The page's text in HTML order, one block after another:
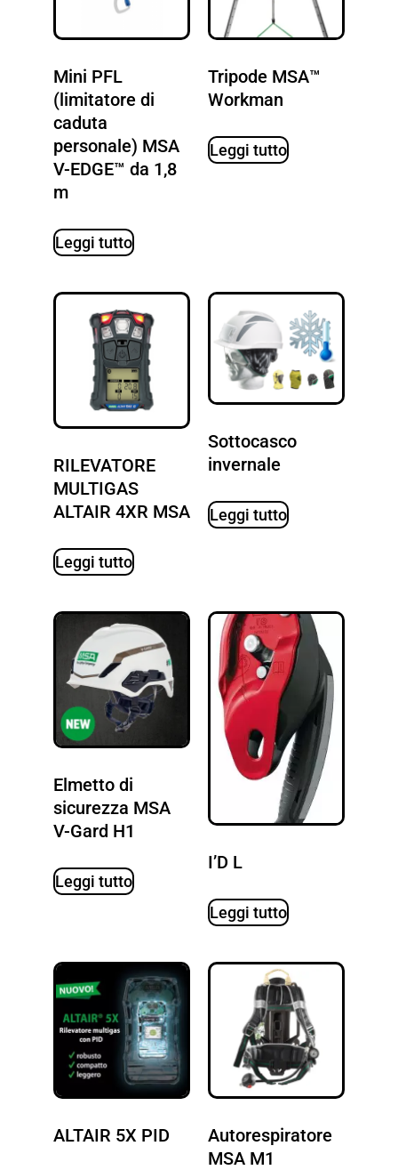
Mini PFL
(limitatore di
caduta
personale) MSA
V-EDGE™ da 1,8
m
Leggi tutto
Tripode MSA™
Workman
Leggi tutto
RILEVATORE
MULTIGAS
ALTAIR 4XR MSA
Leggi tutto
Sottocasco
invernale
Leggi tutto
Elmetto di
sicurezza MSA
V-Gard H1
Leggi tutto
I’D L
Leggi tutto
ALTAIR 5X PID
Autorespiratore
MSA M1